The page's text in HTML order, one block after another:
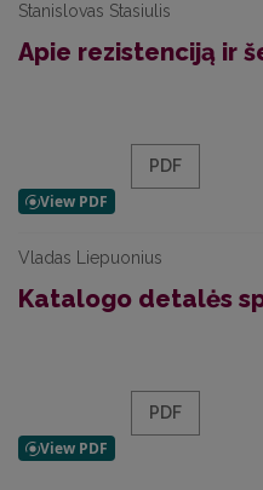
Stanislovas Stasiulis
Apie rezistenciją ir
PDF
Vladas Liepuonius
Katalogo detalės
PDF